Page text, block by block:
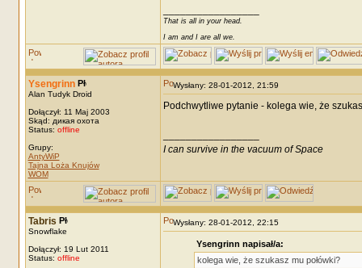
That is all in your head.
I am and I are all we.
Ysengrinn
Alan Tudyk Droid
Dołączył: 11 Maj 2003
Skąd: дикая охота
Status: offline
Grupy:
AntyWiP
Tajna Loża Knujów
WOM
Wysłany: 28-01-2012, 21:59
Podchwytliwe pytanie - kolega wie, że
I can survive in the vacuum of Space
Tabris
Snowflake
Dołączył: 19 Lut 2011
Status: offline
Wysłany: 28-01-2012, 22:15
Ysengrinn napisał/a:
kolega wie, że szukasz mu połówki?